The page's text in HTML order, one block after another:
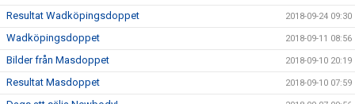
Resultat Wadköpingsdoppet 2018-09-24 09:30
Wadköpingsdoppet 2018-09-11 08:56
Bilder från Masdoppet 2018-09-10 20:19
Resultat Masdoppet 2018-09-10 07:59